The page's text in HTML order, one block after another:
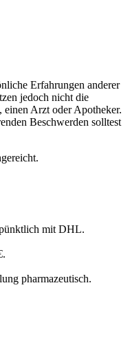
Erfahrungen anderer
jedoch nicht die
Arzt oder Apotheker.
Beschwerden solltest
mit DHL.
.
pharmazeutisch.